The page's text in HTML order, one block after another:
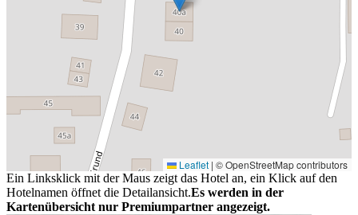
Leaflet | © OpenStreetMap contributors
Ein Linksklick mit der Maus zeigt das Hotel an, ein Klick auf den
Hotelnamen öffnet die Detailansicht.Es werden in der
Kartenübersicht nur Premiumpartner angezeigt.